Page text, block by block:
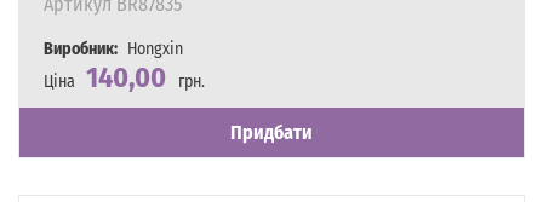
Виробник: Hongxin
Ціна 140,00
грн.
Наявність
Є в наявності
Придбати